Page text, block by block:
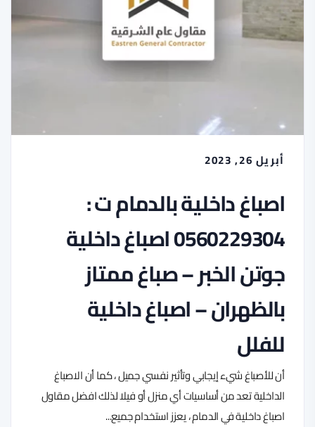
أبريل 26, 2023
اصباغ داخلية بالدمام ت :
0560229304 اصباغ داخلية
جوتن الخبر – صباغ ممتاز
بالظهران – اصباغ داخلية
للفلل
أن للأصباغ شيء إيجابي وتأثير نفسي جميل ، كما أن الاصباغ
الداخلية تعد من أساسيات أي منزل أو فيلا لذلك افضل مقاول
اصباغ داخلية في الدمام ، يعزز استخدام جميع...